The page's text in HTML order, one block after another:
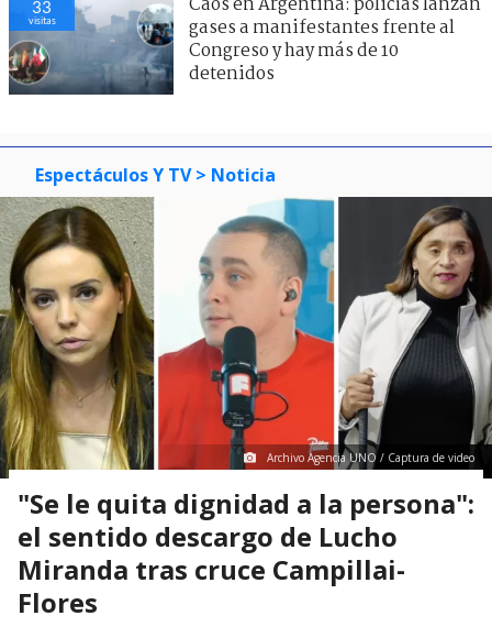
33
visitas
gases a manifestantes frente al
Congreso y hay más de 10
detenidos
Espectáculos Y TV > Noticia
Archivo Agencia UNO / Captura de video
"Se le quita dignidad a la persona":
el sentido descargo de Lucho
Miranda tras cruce Campillai-
Flores